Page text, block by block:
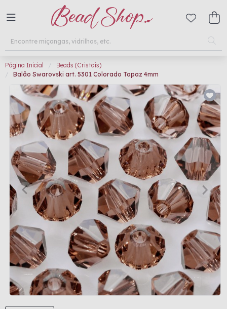
Página Inicial
Beads (Cristais)
Balão Swarovski art. 5301 Colorado Topaz 4mm